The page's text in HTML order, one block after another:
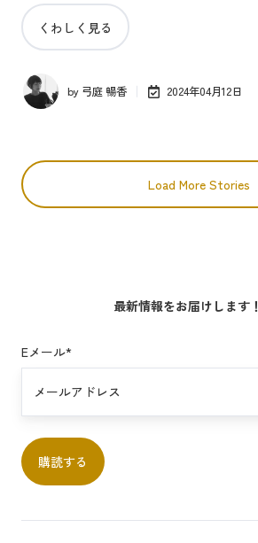
くわしく見る
by 弓庭 暢香 2024年04月12日
Load More Stories
最新情報をお届けします！
Eメール*